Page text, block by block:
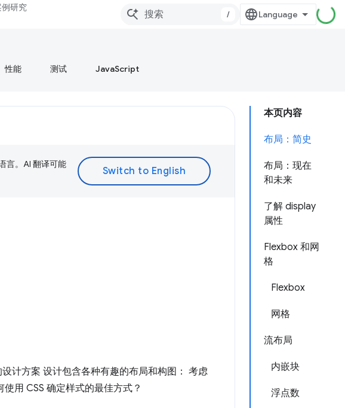
例研究
/
性能 测试 JavaScript
本页内容
布局：简史
布局：现在
和未来
了解 display
属性
Flexbox 和网
格
Flexbox
网格
流布局
内嵌块
浮点数
言。AI 翻译可能
计方案 设计包含各种有趣的布局和构图： 考虑
用 CSS 确定样式的最佳方式？